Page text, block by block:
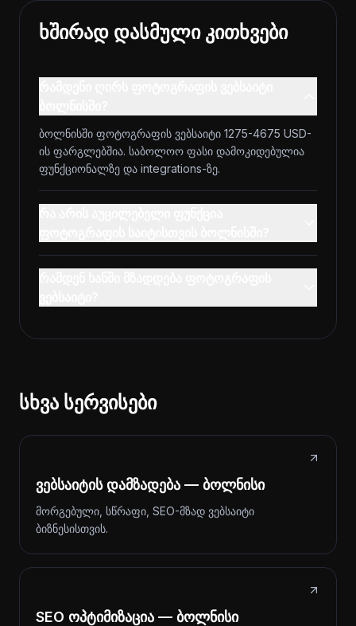
ხშირად დასმული კითხვები
ბოლნისში ფოტოგრაფის ვებსაიტი 1275-4675 USD-
ის ფარგლებშია. საბოლოო ფასი დამოკიდებულია
ფუნქციონალზე და integrations-ზე.
სხვა სერვისები
ვებსაიტის დამზადება — ბოლნისი
მორგებული, სწრაფი, SEO-მზად ვებსაიტი
ბიზნესისთვის.
SEO ოპტიმიზაცია — ბოლნისი